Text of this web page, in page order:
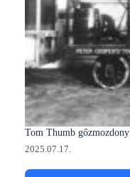
Tom Thumb gőzmozdony
2025.07.17.